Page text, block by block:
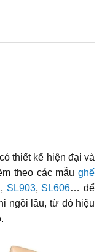
thiết kế hiện đại và
theo các mẫughế
, SL903, SL606… để
ngồi lâu, từ đó hiệu